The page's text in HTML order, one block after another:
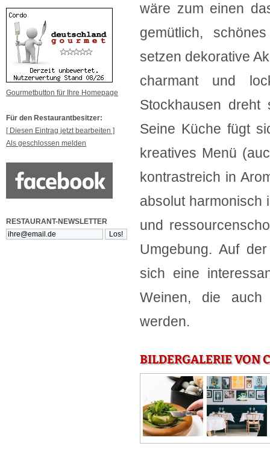
Gourmetbutton für Ihre Homepage
Für den Restaurantbesitzer:
[ Diesen Eintrag jetzt bearbeiten ]
Als geschlossen melden
RESTAURANT-NEWSLETTER
wäre zum einen
gemütlich,
setzen dekorative
charmant und
Stockhausen dreht
Seine Küche fügt
kreatives Menü
kontrastreich in
absolut harmonisch
und
Umgebung. Auf
sich eine
Weinen, die auch
werden.
BILDERGALERIE VON